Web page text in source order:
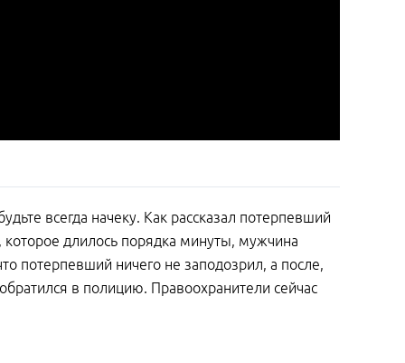
всегда начеку. Как рассказал потерпевший
которое длилось порядка минуты, мужчина
потерпевший ничего не заподозрил, а после,
в полицию. Правоохранители сейчас